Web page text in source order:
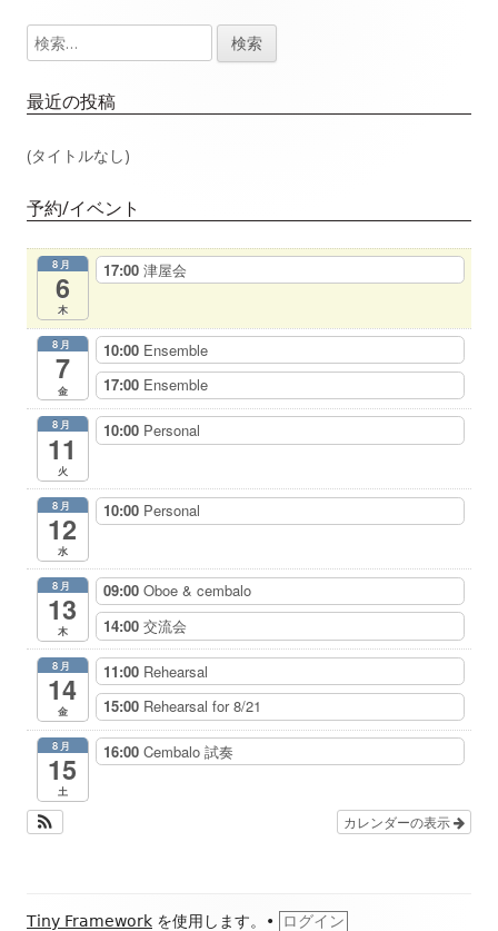
ビ
ゲ
ー
シ
ョ
ン
メ
イ
ン
バ
検
索:
最近の投稿
(タイトルなし)
予約/イベント
8月
6
木
17:00 津屋会
8月
7
金
10:00 Ensemble
17:00 Ensemble
8月
11
火
10:00 Personal
8月
12
水
10:00 Personal
8月
13
木
09:00 Oboe & cembalo
14:00 交流会
8月
14
金
11:00 Rehearsal
15:00 Rehearsal for 8/21
8月
15
土
16:00 Cembalo 試奏
カレンダーの表示
フ
Tiny Framework を使用します。 • ログイン